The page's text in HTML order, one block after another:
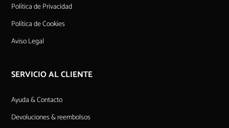
Política de Privacidad
Política de Cookies
Aviso Legal
SERVICIO AL CLIENTE
Ayuda & Contacto
Devoluciones & reembolsos